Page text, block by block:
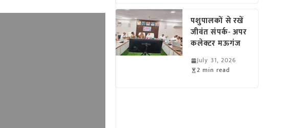
पशुपालकों से रखें
जीवंत संपर्क- अपर
कलेक्टर मऊगंज
July 31, 2026
2 min read